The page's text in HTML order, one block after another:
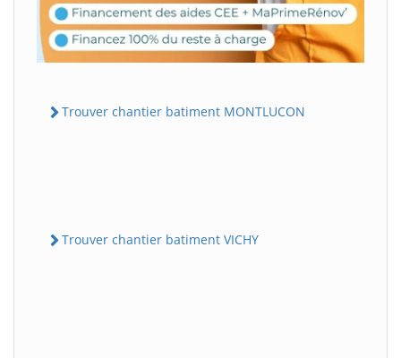
Trouver chantier batiment MONTLUCON
Trouver chantier batiment VICHY